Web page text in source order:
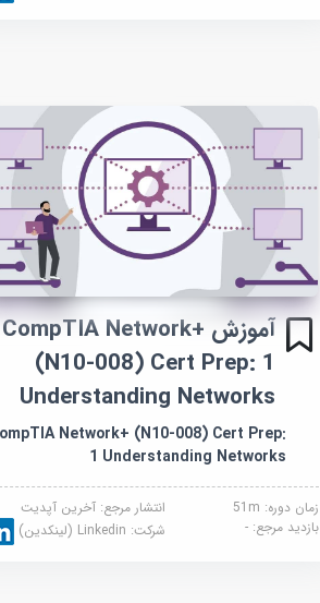
آموزش CompTIA Network+
(N10-008) Cert Prep: 1
Understanding Networks
Network+ (N10-008) Cert Prep:
1 Understanding Networks
زمان دوره: 51m انتشار مرجع: آخرین آپدیت
بازدید مرجع:- شرکت: Linkedin (لینکدین)